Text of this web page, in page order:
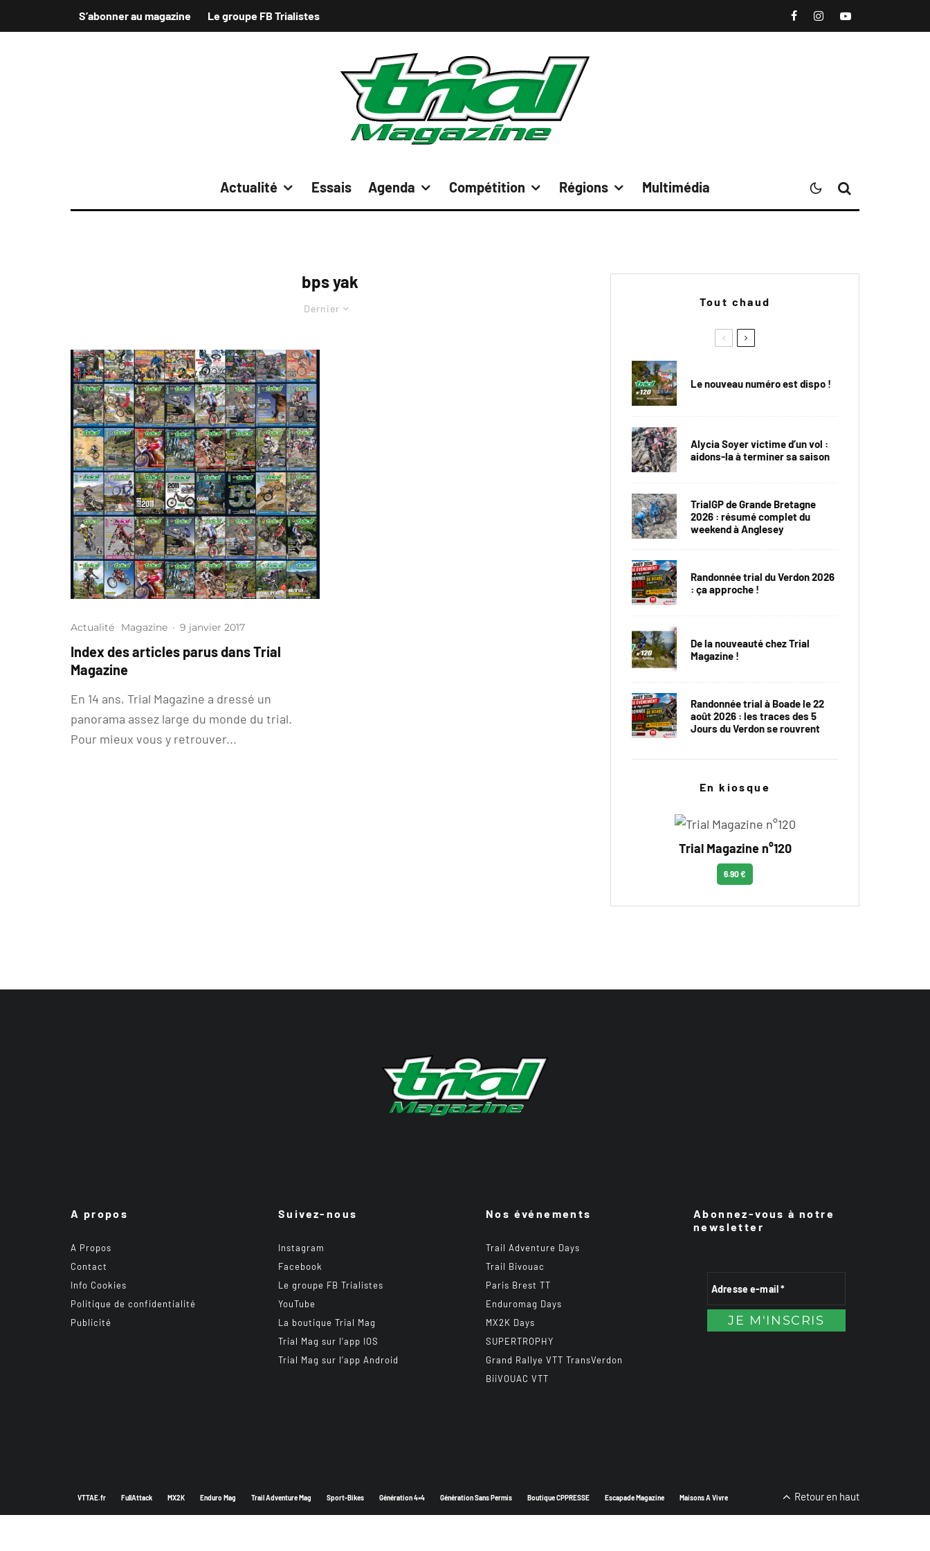
S’abonner au magazine Le groupe FB Trialistes
Actualité Essais Agenda Compétition Régions Multimédia
bps yak
Dernier
Actualité Magazine · 9 janvier 2017
Index des articles parus dans Trial
Magazine
En 14 ans, Trial Magazine a dressé un
panorama assez large du monde du trial.
Pour mieux vous y retrouver...
Tout chaud
Le nouveau numéro est dispo !
Alycia Soyer victime d’un vol :
aidons-la à terminer sa saison
TrialGP de Grande Bretagne
2026 : résumé complet du
weekend à Anglesey
Randonnée trial du Verdon 2026
: ça approche !
De la nouveauté chez Trial
Magazine !
Randonnée trial à Boade le 22
août 2026 : les traces des 5
Jours du Verdon se rouvrent
En kiosque
Trial Magazine n°120
6.90 €
A propos
A Propos
Contact
Info Cookies
Politique de confidentialité
Publicité
Suivez-nous
Instagram
Facebook
Le groupe FB Trialistes
YouTube
La boutique Trial Mag
Trial Mag sur l’app IOS
Trial Mag sur l’app Android
Nos événements
Trail Adventure Days
Trail Bivouac
Paris Brest TT
Enduromag Days
MX2K Days
SUPERTROPHY
Grand Rallye VTT TransVerdon
BiiVOUAC VTT
Abonnez-vous à notre
newsletter
VTTAE.fr FullAttack MX2K Enduro Mag Trail Adventure Mag Sport-Bikes Génération 4×4 Génération Sans Permis Boutique CPPRESSE Escapade Magazine Maisons A Vivre Retour en haut